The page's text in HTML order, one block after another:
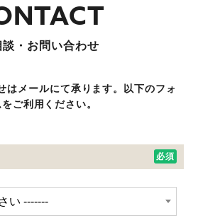
談・お問い合わせ
はメールにて承ります。以下のフォ
ご利用ください。